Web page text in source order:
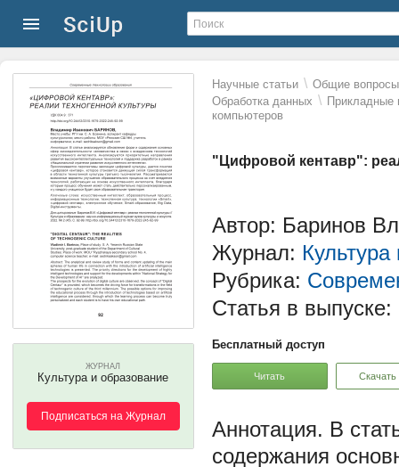
Научные статьи \ Общие вопросы
Обработка данных \ Прикладные
компьютеров
"Цифровой кентавр":
ЖУРНАЛ
Культура и образование
Подписаться на Журнал
Автор: Баринов
Журнал:
Рубрика:
Статья в выпуске:
Бесплатный доступ
Читать Скачать
В
содержания